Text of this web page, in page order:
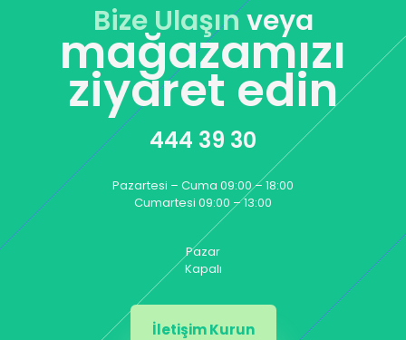
Bize Ulaşınveya
mağazamızı
ziyaret edin
444 39 30
Pazartesi – Cuma 09:00 – 18:00
Cumartesi 09:00 – 13:00
Pazar
Kapalı
İletişim Kurun